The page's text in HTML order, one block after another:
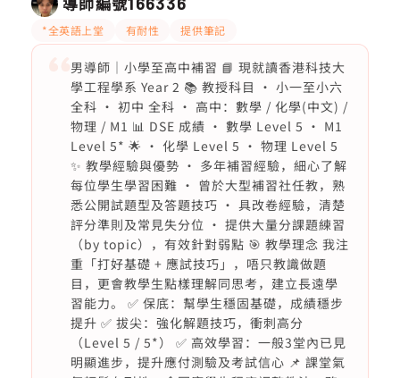
*全英語上堂 有耐性 提供筆記
男導師｜小學至高中補習 📘 現就讀香港科技大
學工程學系 Year 2 📚 教授科目 • 小一至小六
全科 • 初中 全科 • 高中：數學 / 化學(中文) /
物理 / M1 📊 DSE 成績 • 數學 Level 5 • M1
Level 5* 🌟 • 化學 Level 5 • 物理 Level 5
✨ 教學經驗與優勢 • 多年補習經驗，細心了解
每位學生學習困難 • 曾於大型補習社任教，熟
悉公開試題型及答題技巧 • 具改卷經驗，清楚
評分準則及常見失分位 • 提供大量分課題練習
（by topic），有效針對弱點 🎯 教學理念 我注
重「打好基礎 + 應試技巧」，唔只教識做題
目，更會教學生點樣理解同思考，建立長遠學
習能力。 ✅ 保底：幫學生穩固基礎，成績穩步
提升 ✅ 拔尖：強化解題技巧，衝刺高分
（Level 5 / 5*） ✅ 高效學習：一般3堂內已見
明顯進步，提升應付測驗及考試信心 📌 課堂氣